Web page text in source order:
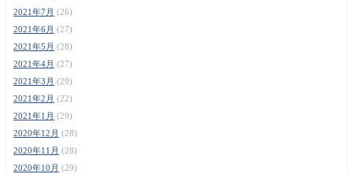
2021年7月 (26)
2021年6月 (27)
2021年5月 (28)
2021年4月 (27)
2021年3月 (29)
2021年2月 (22)
2021年1月 (29)
2020年12月 (28)
2020年11月 (28)
2020年10月 (29)